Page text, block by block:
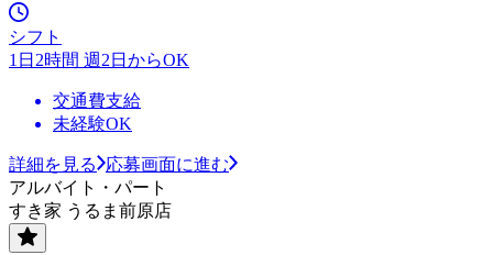
シフト
1日2時間 週2日からOK
交通費支給
未経験OK
詳細を見る
応募画面に進む
アルバイト・パート
すき家 うるま前原店